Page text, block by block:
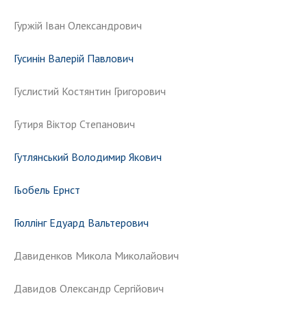
Гуржій Іван Олександрович
Гусинін Валерій Павлович
Гуслистий Костянтин Григорович
Гутиря Віктор Степанович
Гутлянський Володимир Якович
Гьобель Ернст
Гюллінг Едуард Вальтерович
Давиденков Микола Миколайович
Давидов Олександр Сергійович